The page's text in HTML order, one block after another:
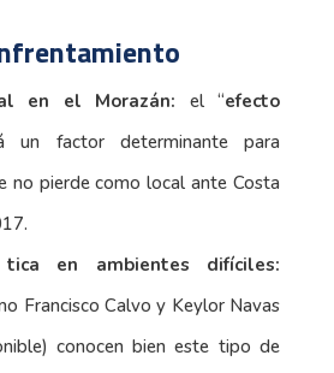
en el Morazán: el “efecto
un factor determinante para
no pierde como local ante Costa
tica en ambientes difíciles:
Francisco Calvo y Keylor Navas
conocen bien este tipo de